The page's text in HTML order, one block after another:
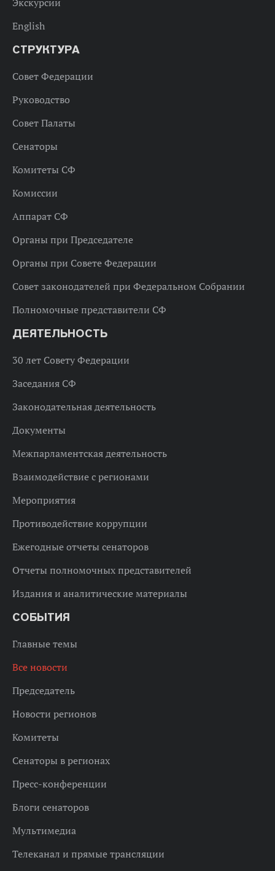
Экскурсии
English
СТРУКТУРА
Совет Федерации
Руководство
Совет Палаты
Сенаторы
Комитеты СФ
Комиссии
Аппарат СФ
Органы при Председателе
Органы при Совете Федерации
Совет законодателей при Федеральном Собрании
Полномочные представители СФ
ДЕЯТЕЛЬНОСТЬ
30 лет Совету Федерации
Заседания СФ
Законодательная деятельность
Документы
Межпарламентская деятельность
Взаимодействие с регионами
Мероприятия
Противодействие коррупции
Ежегодные отчеты сенаторов
Отчеты полномочных представителей
Издания и аналитические материалы
СОБЫТИЯ
Главные темы
Все новости
Председатель
Новости регионов
Комитеты
Сенаторы в регионах
Пресс-конференции
Блоги сенаторов
Мультимедиа
Телеканал и прямые трансляции